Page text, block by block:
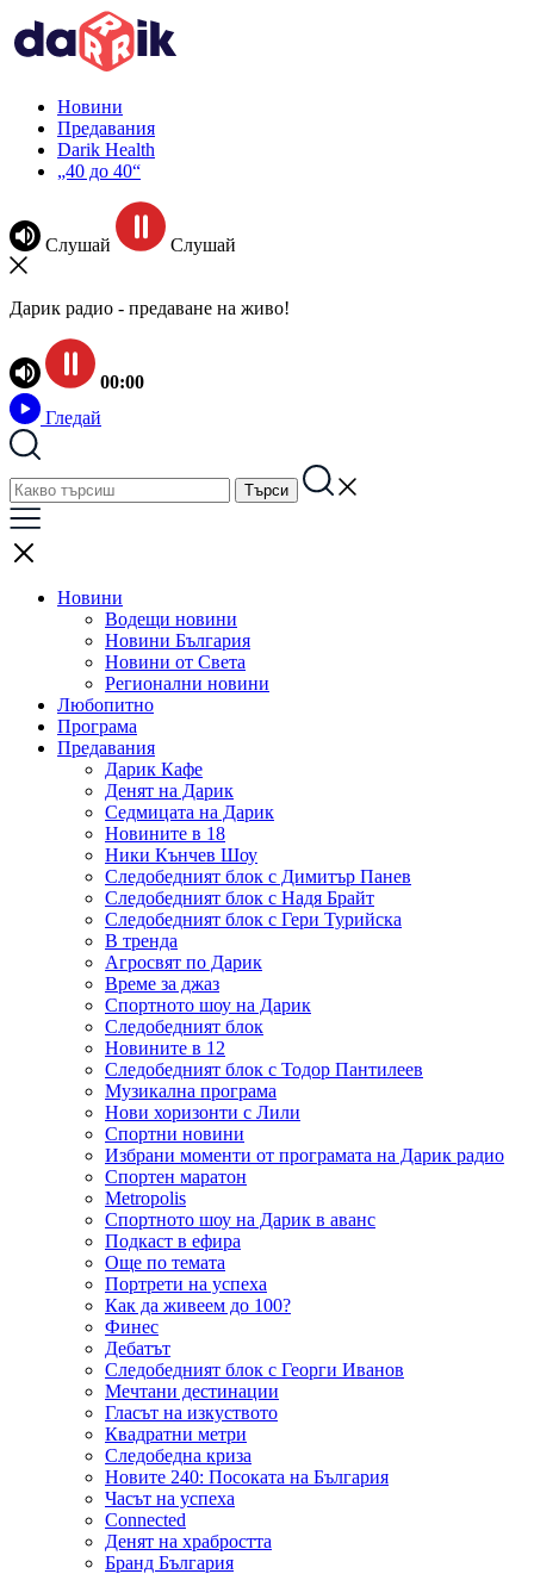
Новини
Предавания
Darik Health
„40 до 40“
Слушай Слушай
Дарик радио - предаване на живо!
00:00
Гледай
Новини
Водещи новини
Новини България
Новини от Света
Регионални новини
Любопитно
Програма
Предавания
Дарик Кафе
Денят на Дарик
Седмицата на Дарик
Новините в 18
Ники Кънчев Шоу
Следобедният блок с Димитър Панев
Следобедният блок с Надя Брайт
Следобедният блок с Гери Турийска
В тренда
Агросвят по Дарик
Време за джаз
Спортното шоу на Дарик
Следобедният блок
Новините в 12
Следобедният блок с Тодор Пантилеев
Музикална програма
Нови хоризонти с Лили
Спортни новини
Избрани моменти от програмата на Дарик радио
Спортен маратон
Metropolis
Спортното шоу на Дарик в аванс
Подкаст в ефира
Още по темата
Портрети на успеха
Как да живеем до 100?
Финес
Дебатът
Следобедният блок с Георги Иванов
Мечтани дестинации
Гласът на изкуството
Квадратни метри
Следобедна криза
Новите 240: Посоката на България
Часът на успеха
Connected
Денят на храбростта
Бранд България